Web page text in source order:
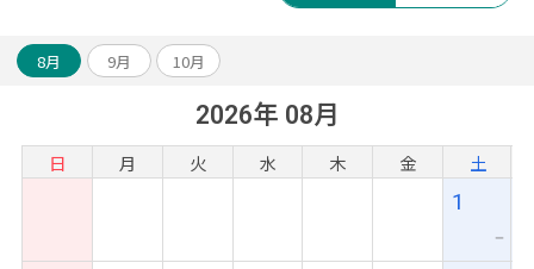
8月 9月 10月
2026年 08月
日 月 火 水 木 金 土
1
ー